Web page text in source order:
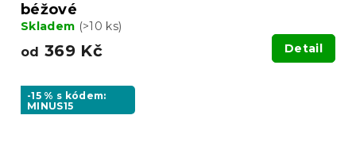
béžové
Skladem (>10 ks)
od 369 Kč Detail
-15 % s kódem:
MINUS15